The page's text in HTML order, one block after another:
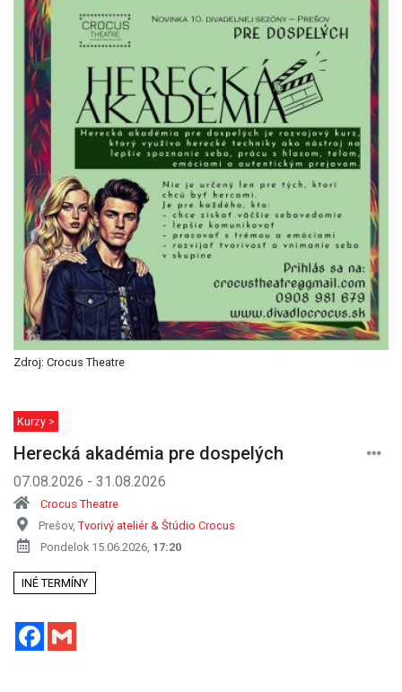
Zdroj: Crocus Theatre
Kurzy >
Herecká akadémia pre dospelých
07.08.2026 - 31.08.2026
Crocus Theatre
Prešov, Tvorivý ateliér & Štúdio Crocus
Pondelok 15.06.2026, 17:20
INÉ TERMÍNY
Facebook